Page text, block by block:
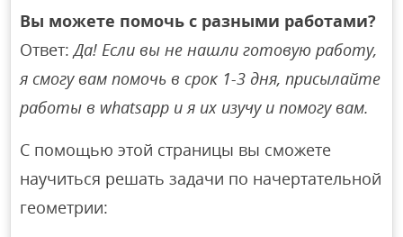
Вы можете помочь с разными работами?
Ответ:Да! Если вы не нашли готовую работу,
я смогу вам помочь в срок 1-3 дня, присылайте
работы в whatsapp и я их изучу и помогу вам.
С помощью этой страницы вы сможете
научиться решать задачи по начертательной
геометрии: